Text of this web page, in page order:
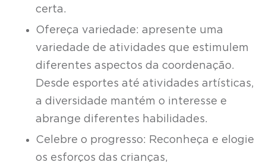
certa.
Ofereça variedade: apresente uma
variedade de atividades que estimulem
diferentes aspectos da coordenação.
Desde esportes até atividades artísticas,
a diversidade mantém o interesse e
abrange diferentes habilidades.
Celebre o progresso: Reconheça e elogie
os esforços das crianças,